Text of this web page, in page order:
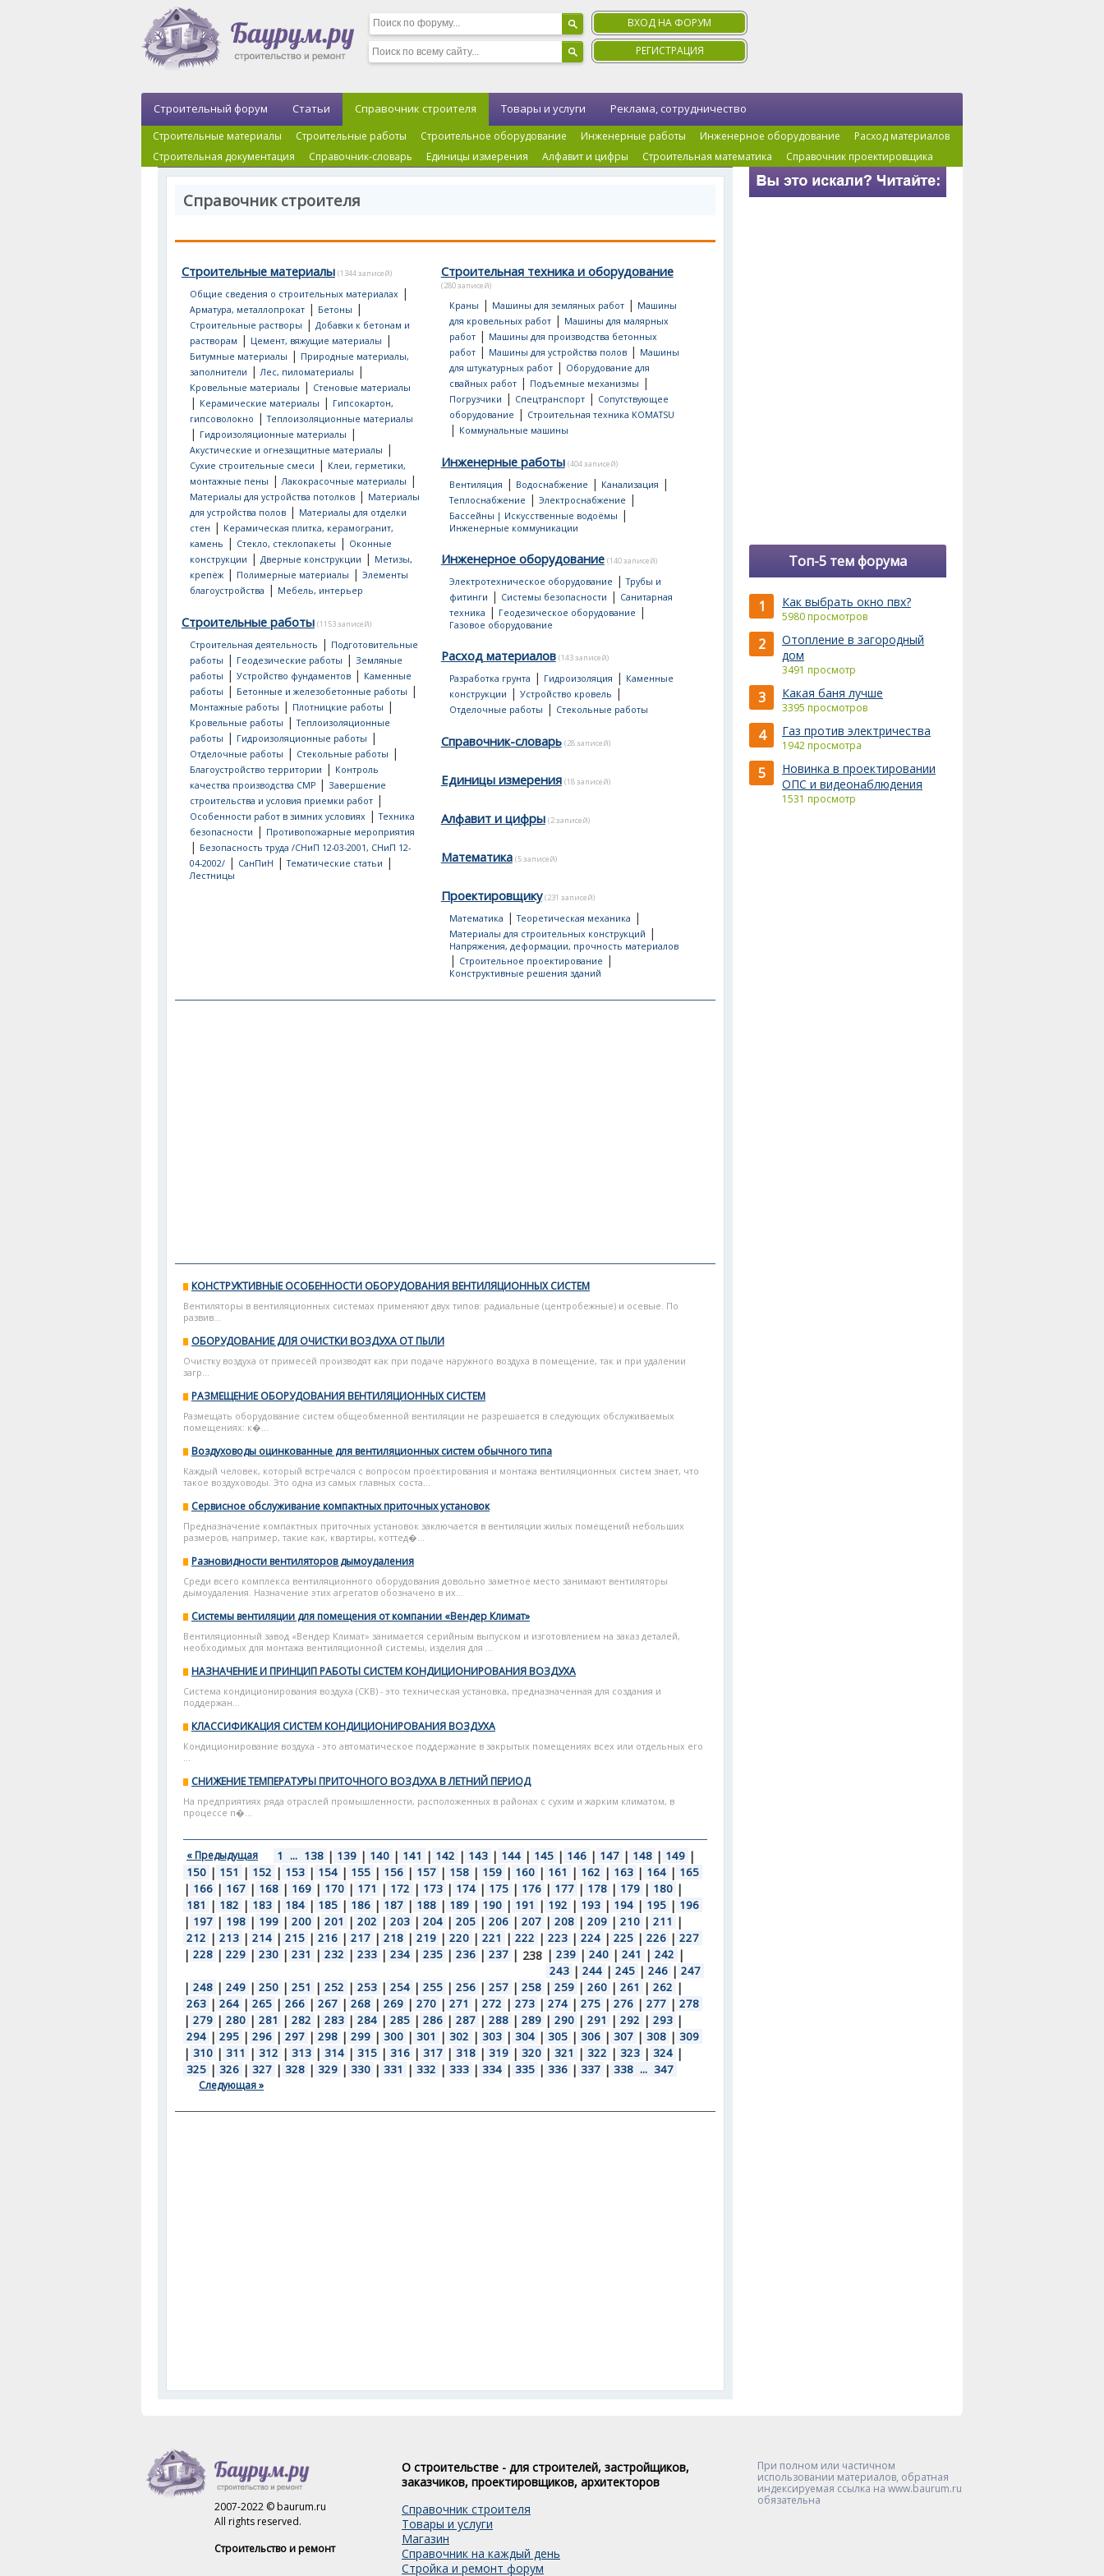
ВХОД НА ФОРУМ
РЕГИСТРАЦИЯ
Строительный форум Статьи Справочник строителя
Строительные материалы Строительные работы Строительное оборудование Инженерные работы Инженерное оборудование
Расход материалов
Строительная документация
Справочник-словарь Единицы измерения Алфавит и цифры Строительная математика Справочник проектировщика
Товары и услуги Реклама, сотрудничество
Справочник строителя
Строительные материалы (1344 записей)
Общие сведения о строительных материалах|
Арматура, металлопрокат| Бетоны |
Строительные растворы | Добавки к бетонам и
растворам | Цемент, вяжущие материалы |
Битумные материалы | Природные материалы,
заполнители |Лес, пиломатериалы |
Кровельные материалы | Стеновые материалы
| Керамические материалы | Гипсокартон,
гипсоволокно |Теплоизоляционные материалы
| Гидроизоляционные материалы |
Акустические и огнезащитные материалы |
Сухие строительные смеси | Клеи, герметики,
монтажные пены |Лакокрасочные материалы |
Материалы для устройства потолков| Материалы
для устройства полов| Материалы для отделки
стен | Керамическая плитка, керамогранит,
камень | Стекло, стеклопакеты | Оконные
конструкции | Дверные конструкции | Метизы,
крепёж| Полимерные материалы | Элементы
благоустройства | Мебель, интерьер
Строительные работы (1153 записей)
Строительная деятельность | Подготовительные
работы | Геодезические работы | Земляные
работы | Устройство фундаментов| Каменные
работы | Бетонные и железобетонные работы |
Монтажные работы | Плотницкие работы |
Кровельные работы |Теплоизоляционные
работы | Гидроизоляционные работы |
Отделочные работы | Стекольные работы |
Благоустройство территории | Контроль
качества производства СМР| Завершение
строительства и условия приемки работ|
Особенности работ в зимних условиях|Техника
безопасности | Противопожарные мероприятия
| Безопасность труда /СНиП 12-03-2001, СНиП 12-
04-2002/| СанПиН |Тематические статьи |
Лестницы
Строительная техника и оборудование
(280 записей)
Краны | Машины для земляных работ| Машины
для кровельных работ| Машины для малярных
работ| Машины для производства бетонных
работ| Машины для устройства полов| Машины
для штукатурных работ| Оборудование для
свайных работ| Подъемные механизмы |
Погрузчики | Спецтранспорт| Сопутствующее
оборудование | Строительная техника KOMATSU
| Коммунальные машины
Инженерные работы (404 записей)
Вентиляция | Водоснабжение | Канализация |
Теплоснабжение | Электроснабжение |
Бассейны | Искусственные водоёмы |
Инженерные коммуникации
Инженерное оборудование (140 записей)
Электротехническое оборудование |Трубы и
фитинги | Системы безопасности | Санитарная
техника | Геодезическое оборудование |
Газовое оборудование
Расход материалов (143 записей)
Разработка грунта | Гидроизоляция | Каменные
конструкции | Устройство кровель |
Отделочные работы | Стекольные работы
Справочник-словарь (28 записей)
Единицы измерения (18 записей)
Алфавит и цифры (2 записей)
Математика (5 записей)
Проектировщику (231 записей)
Математика |Теоретическая механика |
Материалы для строительных конструкций |
Напряжения, деформации, прочность материалов
| Строительное проектирование |
Конструктивные решения зданий
КОНСТРУКТИВНЫЕ ОСОБЕННОСТИ ОБОРУДОВАНИЯ ВЕНТИЛЯЦИОННЫХ СИСТЕМ
Вентиляторы в вентиляционных системах применяют двух типов: радиальные (центробежные) и осевые. По
развив...
ОБОРУДОВАНИЕ ДЛЯ ОЧИСТКИ ВОЗДУХА ОТ ПЫЛИ
Очистку воздуха от примесей производят как при подаче наружного воздуха в помещение, так и при удалении
загр...
РАЗМЕЩЕНИЕ ОБОРУДОВАНИЯ ВЕНТИЛЯЦИОННЫХ СИСТЕМ
Размещать оборудование систем общеобменной вентиляции не разрешается в следующих обслуживаемых
помещениях: к�...
Воздуховоды оцинкованные для вентиляционных систем обычного типа
Каждый человек, который встречался с вопросом проектирования и монтажа вентиляционных систем знает, что
такое воздуховоды. Это одна из самых главных соста...
Сервисное обслуживание компактных приточных установок
Предназначение компактных приточных установок заключается в вентиляции жилых помещений небольших
размеров, например, такие как, квартиры, коттед�...
Разновидности вентиляторов дымоудаления
Среди всего комплекса вентиляционного оборудования довольно заметное место занимают вентиляторы
дымоудаления. Назначение этих агрегатов обозначено в их...
Системы вентиляции для помещения от компании «Вендер Климат»
Вентиляционный завод «Вендер Климат» занимается серийным выпуском и изготовлением на заказ деталей,
необходимых для монтажа вентиляционной системы, изделия для ...
НАЗНАЧЕНИЕ И ПРИНЦИП РАБОТЫ СИСТЕМ КОНДИЦИОНИРОВАНИЯ ВОЗДУХА
Система кондиционирования воздуха (СКВ) - это техническая установка, предназначенная для создания и
поддержан...
КЛАССИФИКАЦИЯ СИСТЕМ КОНДИЦИОНИРОВАНИЯ ВОЗДУХА
Кондиционирование воздуха - это автоматическое поддержание в закрытых помещениях всех или отдельных его
...
СНИЖЕНИЕ ТЕМПЕРАТУРЫ ПРИТОЧНОГО ВОЗДУХА В ЛЕТНИЙ ПЕРИОД
На предприятиях ряда отраслей промышленности, расположенных в районах с сухим и жарким климатом, в
процессе п�...
« Предыдущая 1 ... 138 | 139 | 140 | 141 | 142 | 143 | 144 | 145 | 146 | 147 | 148 | 149 |
150 | 151 | 152 | 153 | 154 | 155 | 156 | 157 | 158 | 159 | 160 | 161 | 162 | 163 | 164 | 165
| 166 | 167 | 168 | 169 | 170 | 171 | 172 | 173 | 174 | 175 | 176 | 177 | 178 | 179 | 180 |
181 | 182 | 183 | 184 | 185 | 186 | 187 | 188 | 189 | 190 | 191 | 192 | 193 | 194 | 195 | 196
| 197 | 198 | 199 | 200 | 201 | 202 | 203 | 204 | 205 | 206 | 207 | 208 | 209 | 210 | 211 |
212 | 213 | 214 | 215 | 216 | 217 | 218 | 219 | 220 | 221 | 222 | 223 | 224 | 225 | 226 | 227
| 228 | 229 | 230 | 231 | 232 | 233 | 234 | 235 | 236 | 237 | 238 | 239 | 240 | 241 | 242 |
243 | 244 | 245 | 246 | 247
| 248 | 249 | 250 | 251 | 252 | 253 | 254 | 255 | 256 | 257 | 258 | 259 | 260 | 261 | 262 |
263 | 264 | 265 | 266 | 267 | 268 | 269 | 270 | 271 | 272 | 273 | 274 | 275 | 276 | 277 | 278
| 279 | 280 | 281 | 282 | 283 | 284 | 285 | 286 | 287 | 288 | 289 | 290 | 291 | 292 | 293 |
294 | 295 | 296 | 297 | 298 | 299 | 300 | 301 | 302 | 303 | 304 | 305 | 306 | 307 | 308 | 309
| 310 | 311 | 312 | 313 | 314 | 315 | 316 | 317 | 318 | 319 | 320 | 321 | 322 | 323 | 324 |
325 | 326 | 327 | 328 | 329 | 330 | 331 | 332 | 333 | 334 | 335 | 336 | 337 | 338 ... 347
Следующая »
Топ-5 тем форума
1 Как выбрать окно пвх?
5980 просмотров
2
Отопление в загородный
дом
3491 просмотр
3 Какая баня лучше
3395 просмотров
4 Газ против электричества
1942 просмотра
5
Новинка в проектировании
ОПС и видеонаблюдения
1531 просмотр
2007-2022 © baurum.ru
All rights reserved.
Строительство и ремонт
О строительстве - для строителей, застройщиков,
заказчиков, проектировщиков, архитекторов
Справочник строителя
Товары и услуги
Магазин
Справочник на каждый день
Стройка и ремонт форум
При полном или частичном
использовании материалов, обратная
индексируемая ссылка на www.baurum.ru
обязательна